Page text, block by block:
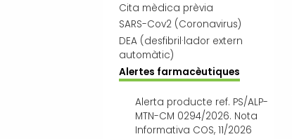
Cita mèdica prèvia
SARS-Cov2 (Coronavirus)
DEA (desfibril·lador extern
automàtic)
Alertes farmacèutiques
Alerta producte ref. PS/ALP-
MTN-CM 0294/2026. Nota
Informativa COS, 11/2026